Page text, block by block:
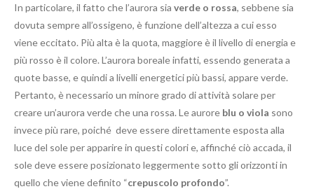
In particolare, il fatto che l’aurora sia verde o rossa, sebbene sia
dovuta sempre all’ossigeno, è funzione dell’altezza a cui esso
viene eccitato. Più alta è la quota, maggiore è il livello di energia e
più rosso è il colore. L’aurora boreale infatti, essendo generata a
quote basse, e quindi a livelli energetici più bassi, appare verde.
Pertanto, è necessario un minore grado di attività solare per
creare un’aurora verde che una rossa. Le aurore blu o viola sono
invece più rare, poiché deve essere direttamente esposta alla
luce del sole per apparire in questi colori e, affinché ciò accada, il
sole deve essere posizionato leggermente sotto gli orizzonti in
quello che viene definito “crepuscolo profondo”.